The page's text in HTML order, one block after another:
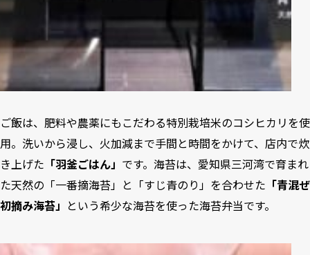
ご飯は、肥料や農薬にもこだわる特別栽培米のコシヒカリを使
用。洗いから浸し、火加減まで手間と時間をかけて、店内で炊
き上げた 「羽釜ごはん」 です。海苔は、愛知県三河湾で育まれ
た天然の「一番摘海苔」と「すじ青のり」を合わせた 「青混ぜ
初摘み海苔」 という希少な海苔を使った海苔弁当です。